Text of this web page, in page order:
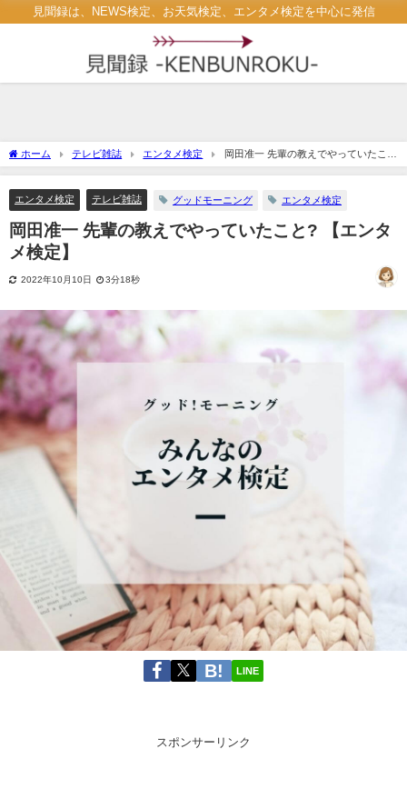
見聞録は、NEWS検定、お天気検定、エンタメ検定を中心に発信
ホーム テレビ雑誌 エンタメ検定
岡田准一 先輩の教えでやっていたこ
と? 【エンタメ検定】
エンタメ検定 テレビ雑誌 グッドモーニング エンタメ検定
岡田准一 先輩の教えでやっていたこと? 【エンタ
メ検定】
2022年10月10日 3分18秒
LINE
スポンサーリンク